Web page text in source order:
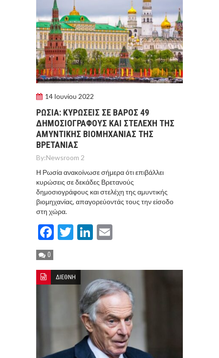
14 Ιουνίου 2022
ΡΩΣΙΑ: ΚΥΡΩΣΕΙΣ ΣΕ ΒΑΡΟΣ 49
ΔΗΜΟΣΙΟΓΡΑΦΟΥΣ ΚΑΙ ΣΤΕΛΕΧΗ ΤΗΣ
ΑΜΥΝΤΙΚΗΣ ΒΙΟΜΗΧΑΝΙΑΣ ΤΗΣ
ΒΡΕΤΑΝΙΑΣ
By:Newsroom 2
Η Ρωσία ανακοίνωσε σήμερα ότι επιβάλλει
κυρώσεις σε δεκάδες Βρετανούς
δημοσιογράφους και στελέχη της αμυντικής
βιομηχανίας, απαγορεύοντάς τους την είσοδο
στη χώρα.
Facebook
TwitterLinkedIn
0
ΔΙΕΘΝΗ